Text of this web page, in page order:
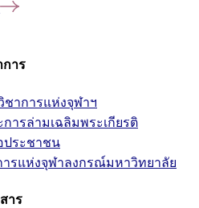
าร
าการแห่งจุฬาฯ
ารล่ามเฉลิมพระเกียรติ
ประชาชน
รแห่งจุฬาลงกรณ์มหาวิทยาลัย
าร